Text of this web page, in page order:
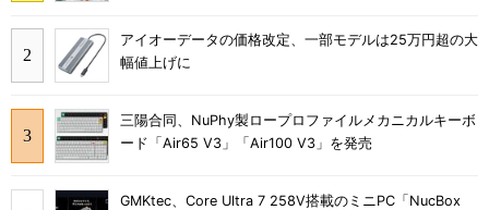
アイオーデータの価格改定、一部モデルは25万円超の大
幅値上げに
三陽合同、NuPhy製ロープロファイルメカニカルキーボ
ード「Air65 V3」「Air100 V3」を発売
GMKtec、Core Ultra 7 258V搭載のミニPC「NucBox